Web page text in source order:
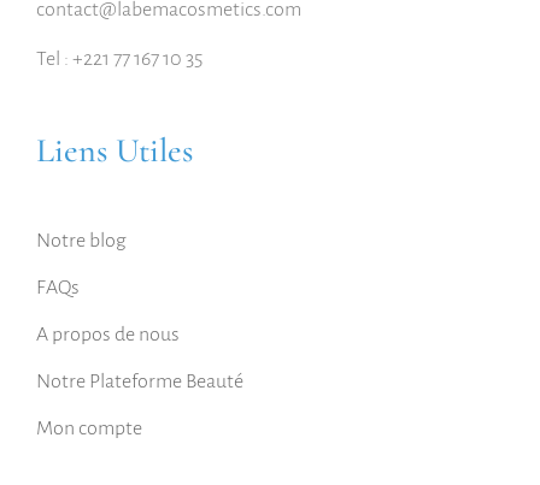
contact@labemacosmetics.com
Tel : +221 77 167 10 35
Liens Utiles
Notre blog
FAQs
A propos de nous
Notre Plateforme Beauté
Mon compte